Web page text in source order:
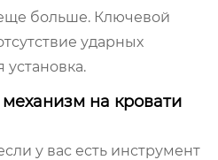
больше. Ключевой
ударных
установка.
на кровати
у вас есть инструмент